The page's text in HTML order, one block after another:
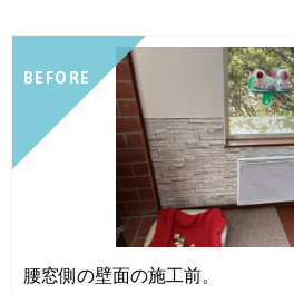
BEFORE
腰窓側の壁面の施工前。